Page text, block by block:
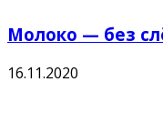
Молоко — без
16.11.2020